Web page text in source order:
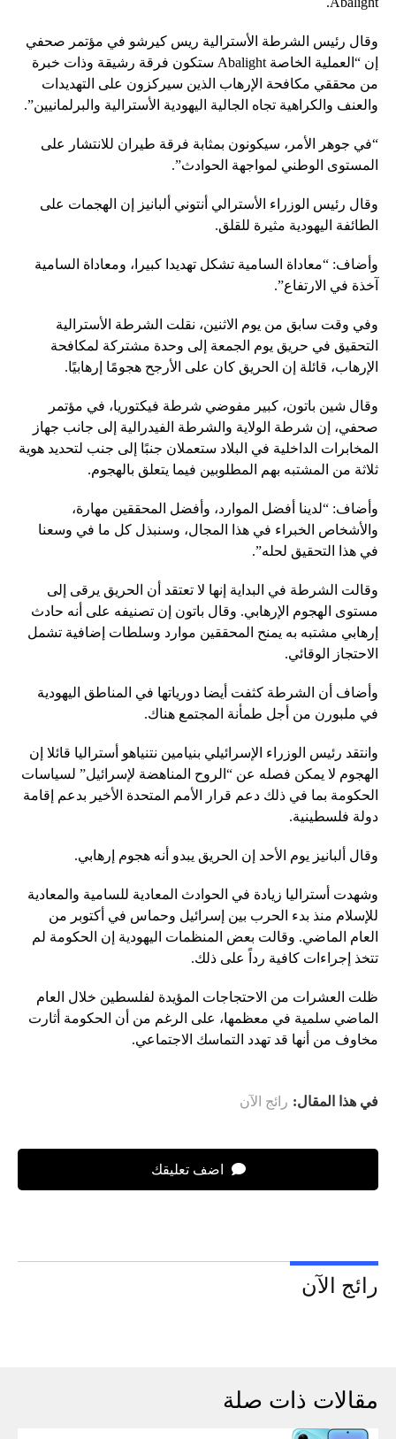
وقال رئيس الشرطة الأسترالية ريس كيرشو في مؤتمر صحفي
إن “العملية الخاصة Abalight ستكون فرقة رشيقة وذات خبرة
من محققي مكافحة الإرهاب الذين سيركزون على التهديدات
والعنف والكراهية تجاه الجالية اليهودية الأسترالية والبرلمانيين”.
“في جوهر الأمر، سيكونون بمثابة فرقة طيران للانتشار على
المستوى الوطني لمواجهة الحوادث”.
وقال رئيس الوزراء الأسترالي أنتوني ألبانيز إن الهجمات على
الطائفة اليهودية مثيرة للقلق.
وأضاف: “معاداة السامية تشكل تهديدا كبيرا، ومعاداة السامية
آخذة في الارتفاع”.
وفي وقت سابق من يوم الاثنين، نقلت الشرطة الأسترالية
التحقيق في حريق يوم الجمعة إلى وحدة مشتركة لمكافحة
الإرهاب، قائلة إن الحريق كان على الأرجح هجومًا إرهابيًا.
وقال شين باتون، كبير مفوضي شرطة فيكتوريا، في مؤتمر
صحفي، إن شرطة الولاية والشرطة الفيدرالية إلى جانب جهاز
المخابرات الداخلية في البلاد ستعملان جنبًا إلى جنب لتحديد هوية
ثلاثة من المشتبه بهم المطلوبين فيما يتعلق بالهجوم.
وأضاف: “لدينا أفضل الموارد، وأفضل المحققين مهارة،
والأشخاص الخبراء في هذا المجال، وسنبذل كل ما في وسعنا
في هذا التحقيق لحله”.
وقالت الشرطة في البداية إنها لا تعتقد أن الحريق يرقى إلى
مستوى الهجوم الإرهابي. وقال باتون إن تصنيفه على أنه حادث
إرهابي مشتبه به يمنح المحققين موارد وسلطات إضافية تشمل
الاحتجاز الوقائي.
وأضاف أن الشرطة كثفت أيضا دورياتها في المناطق اليهودية
في ملبورن من أجل طمأنة المجتمع هناك.
وانتقد رئيس الوزراء الإسرائيلي بنيامين نتنياهو أستراليا قائلا إن
الهجوم لا يمكن فصله عن “الروح المناهضة لإسرائيل” لسياسات
الحكومة بما في ذلك دعم قرار الأمم المتحدة الأخير بدعم إقامة
دولة فلسطينية.
وقال ألبانيز يوم الأحد إن الحريق يبدو أنه هجوم إرهابي.
وشهدت أستراليا زيادة في الحوادث المعادية للسامية والمعادية
للإسلام منذ بدء الحرب بين إسرائيل وحماس في أكتوبر من
العام الماضي. وقالت بعض المنظمات اليهودية إن الحكومة لم
تتخذ إجراءات كافية رداً على ذلك.
ظلت العشرات من الاحتجاجات المؤيدة لفلسطين خلال العام
الماضي سلمية في معظمها، على الرغم من أن الحكومة أثارت
مخاوف من أنها قد تهدد التماسك الاجتماعي.
في هذا المقال: رائج الآن
اضف تعليقك
رائج الآن
مقالات ذات صلة